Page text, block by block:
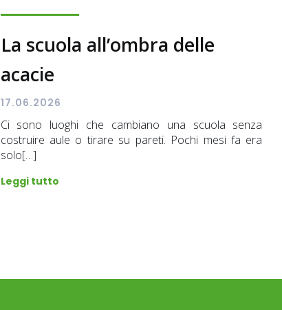
La scuola all’ombra delle
acacie
17.06.2026
Ci sono luoghi che cambiano una scuola senza
costruire aule o tirare su pareti. Pochi mesi fa era
solo[…]
Leggi tutto